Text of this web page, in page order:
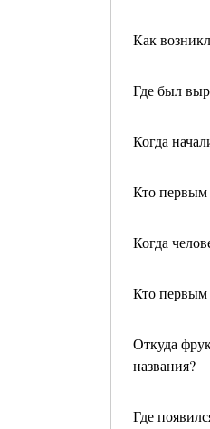
Как
Где был
Когда
Кто первым
Когда
Кто первым
Откуда
названия?
Где